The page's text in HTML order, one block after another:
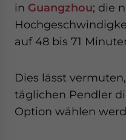
in Guangzhou; die
auf 48 bis 71
Dies lässt
täglichen Pendler
Option wählen